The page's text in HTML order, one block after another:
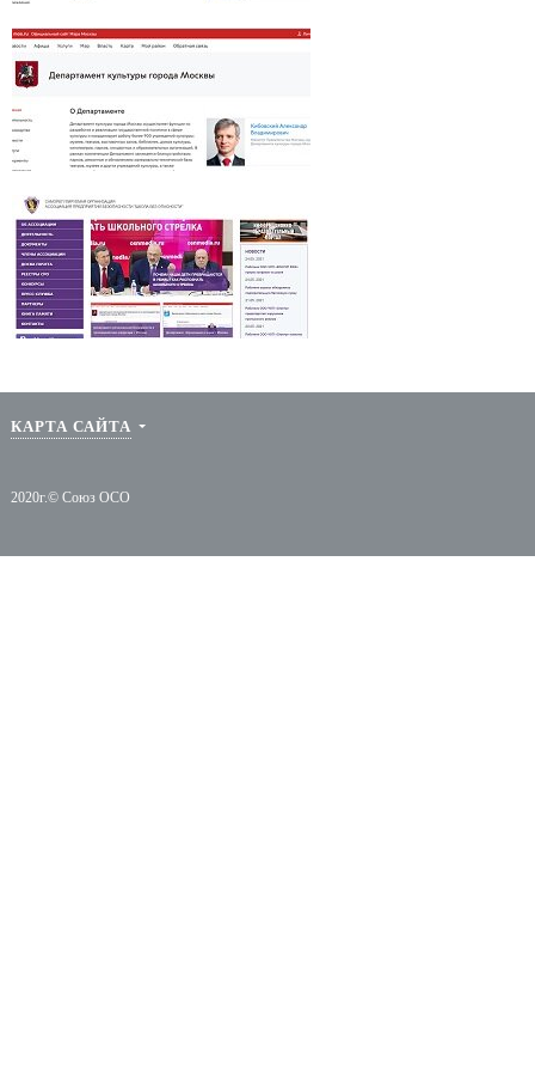
Департамент образования города Москвы
Департамент культуры города
Москвы
КАРТА САЙТА
О СОЮЗЕ
Миссия
Структура
Руководство
ДЕЯТЕЛЬНОСТЬ
Организация обучения
кадров
Техническое оснащение
объектов охраны
2020г.© Союз ОСО